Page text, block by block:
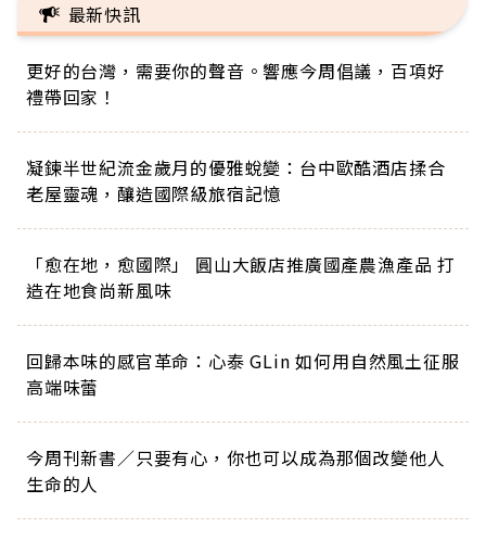
最新快訊
更好的台灣，需要你的聲音。響應今周倡議，百項好
禮帶回家！
凝鍊半世紀流金歲月的優雅蛻變：台中歐酷酒店揉合
老屋靈魂，釀造國際級旅宿記憶
「愈在地，愈國際」 圓山大飯店推廣國產農漁產品 打
造在地食尚新風味
回歸本味的感官革命：心泰 GLin 如何用自然風土征服
高端味蕾
今周刊新書／只要有心，你也可以成為那個改變他人
生命的人